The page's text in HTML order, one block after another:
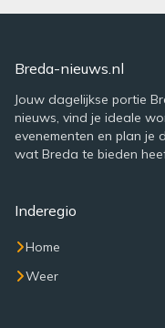
Breda-nieuws.nl
Jouw dagelijkse portie
nieuws, vind je ideale
evenementen en plan je
wat Breda te bieden
Inderegio
Home
Weer